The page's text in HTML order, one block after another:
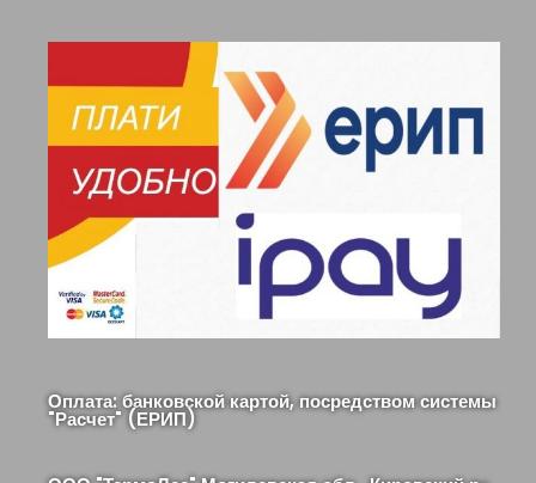
Оплата: банковской картой, посредством системы
"Расчет" (ЕРИП)